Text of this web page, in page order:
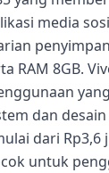
media
RAM 8GB.
dan
dari
untuk